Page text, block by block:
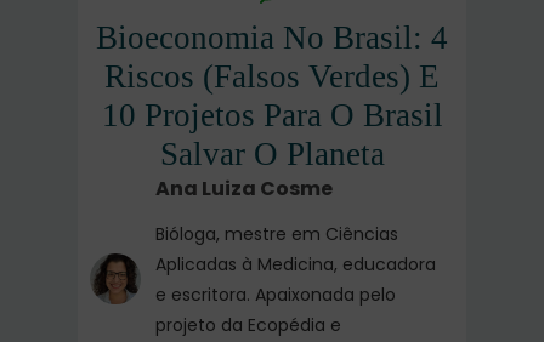
Bioeconomia No Brasil: 4
Riscos (Falsos Verdes) E
10 Projetos Para O Brasil
Salvar O Planeta
Ana Luiza Cosme
Bióloga, mestre em Ciências
Aplicadas à Medicina, educadora
e escritora. Apaixonada pelo
projeto da Ecopédia e